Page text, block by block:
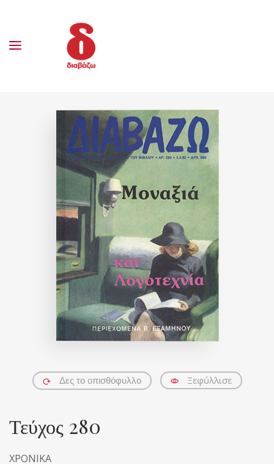
Δες το οπισθόφυλλο Ξεφύλλισε
Τεύχος 280
ΧΡΟΝΙΚΑ